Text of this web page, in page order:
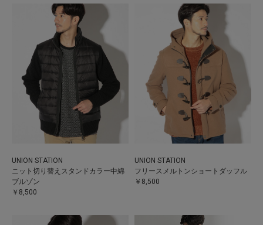
UNION STATION
ニット切り替えスタンドカラー中綿
ブルゾン
￥8,500
UNION STATION
フリースメルトンショートダッフル
￥8,500